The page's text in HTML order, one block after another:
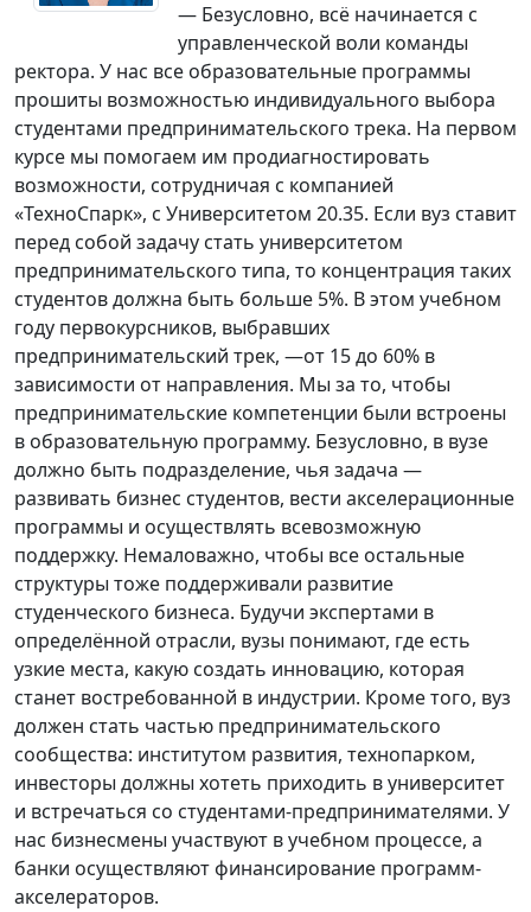
— Безусловно, всё начинается с
управленческой воли команды
ректора. У нас все образовательные программы
прошиты возможностью индивидуального выбора
студентами предпринимательского трека. На первом
курсе мы помогаем им продиагностировать
возможности, сотрудничая с компанией
«ТехноСпарк», с Университетом 20.35. Если вуз ставит
перед собой задачу стать университетом
предпринимательского типа, то концентрация таких
студентов должна быть больше 5%. В этом учебном
году первокурсников, выбравших
предпринимательский трек, —от 15 до 60% в
зависимости от направления. Мы за то, чтобы
предпринимательские компетенции были встроены
в образовательную программу. Безусловно, в вузе
должно быть подразделение, чья задача —
развивать бизнес студентов, вести акселерационные
программы и осуществлять всевозможную
поддержку. Немаловажно, чтобы все остальные
структуры тоже поддерживали развитие
студенческого бизнеса. Будучи экспертами в
определённой отрасли, вузы понимают, где есть
узкие места, какую создать инновацию, которая
станет востребованной в индустрии. Кроме того, вуз
должен стать частью предпринимательского
сообщества: институтом развития, технопарком,
инвесторы должны хотеть приходить в университет
и встречаться со студентами-предпринимателями. У
нас бизнесмены участвуют в учебном процессе, а
банки осуществляют финансирование программ-
акселераторов.